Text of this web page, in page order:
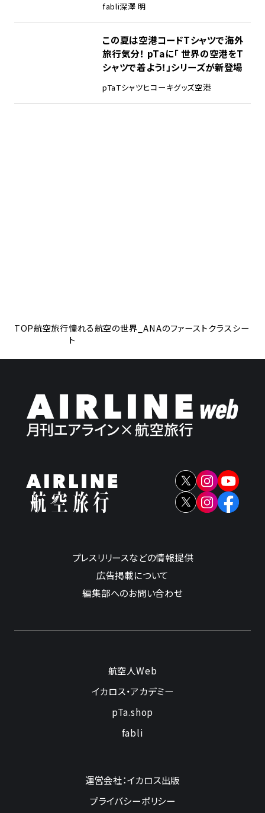
fabli深澤 明
この夏は空港コードTシャツで海外
旅行気分！ pTaに「 世界の空港をT
シャツで着よう！」シリーズが新登場
pTaTシャツヒコーキグッズ空港
TOP航空旅行憧れる航空の世界_ANAのファーストクラスシー
ト
プレスリリースなどの情報提供
広告掲載について
編集部へのお問い合わせ
航空人Web
イカロス・アカデミー
pTa.shop
fabli
運営会社：イカロス出版
プライバシーポリシー